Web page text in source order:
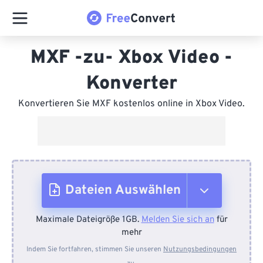
MXF -zu- Xbox Video -
Konverter
Konvertieren Sie MXF kostenlos online in Xbox Video.
Dateien Auswählen
Vom Gerät
Maximale Dateigröße 1GB.Melden Sie sich anfür
mehr
Indem Sie fortfahren, stimmen Sie unseren Nutzungsbedingungen